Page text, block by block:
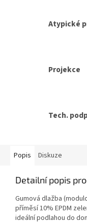
Atypické
Projekce
Tech.
Popis Diskuze
Detailní popis
Gumová dlažba
příměsí 10% EPDM
ideální podlahou do